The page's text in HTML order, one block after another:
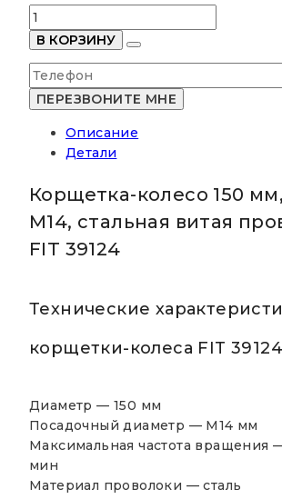
Количество
товара
Корщетка-
колесо
150
мм,
гайка
М14,
витая
проволока
FIT
39124
В КОРЗИНУ
Описание
Детали
Корщетка-колесо 150
М14, стальная витая
FIT 39124
Технические
корщетки-колеса FIT 39124
Диаметр — 150 мм
Посадочный диаметр — М14 мм
Максимальная частота вращения
мин
Материал проволоки —сталь